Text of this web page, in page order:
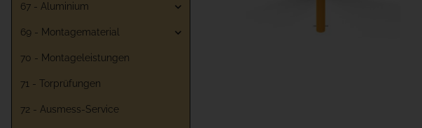
67 - Aluminium
69 - Montagematerial
70 - Montageleistungen
71 - Torprüfungen
72 - Ausmess-Service